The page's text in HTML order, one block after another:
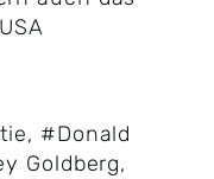
, #Donald
Goldberg,